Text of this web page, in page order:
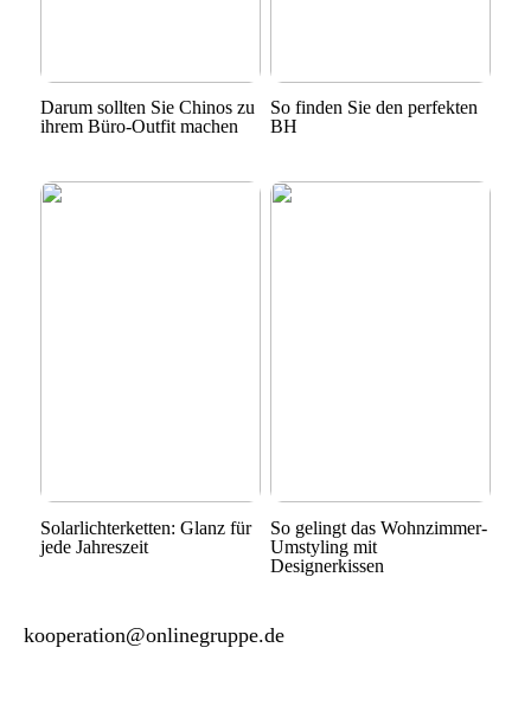
Darum sollten Sie Chinos zu
ihrem Büro-Outfit machen
So finden Sie den perfekten
BH
Solarlichterketten: Glanz für
jede Jahreszeit
So gelingt das Wohnzimmer-
Umstyling mit
Designerkissen
kooperation@onlinegruppe.de